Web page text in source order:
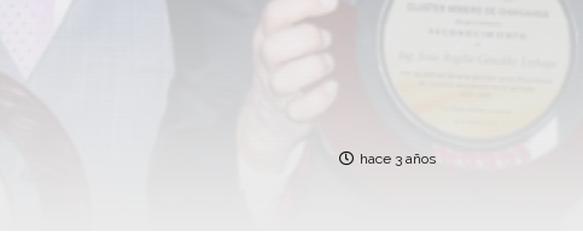
hace 3 años